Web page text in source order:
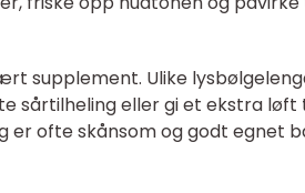
supplement. Ulike
sårtilheling eller gi et ekstra løft
er ofte skånsom og godt egnet